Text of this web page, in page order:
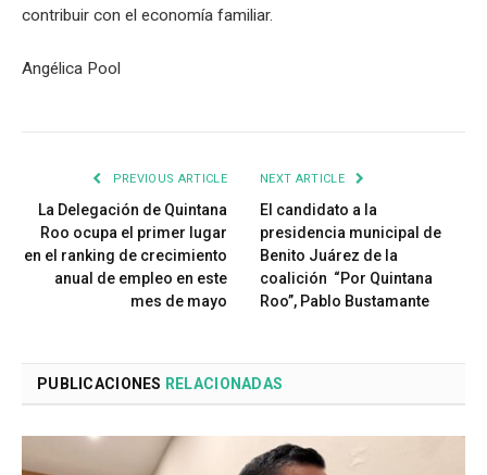
contribuir con el economía familiar.
Angélica Pool
PREVIOUS ARTICLE
La Delegación de Quintana
Roo ocupa el primer lugar
en el ranking de crecimiento
anual de empleo en este
mes de mayo
NEXT ARTICLE
El candidato a la
presidencia municipal de
Benito Juárez de la
coalición “Por Quintana
Roo”, Pablo Bustamante
PUBLICACIONES RELACIONADAS